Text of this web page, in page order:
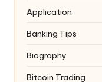
Application
Banking Tips
Biography
Bitcoin Trading